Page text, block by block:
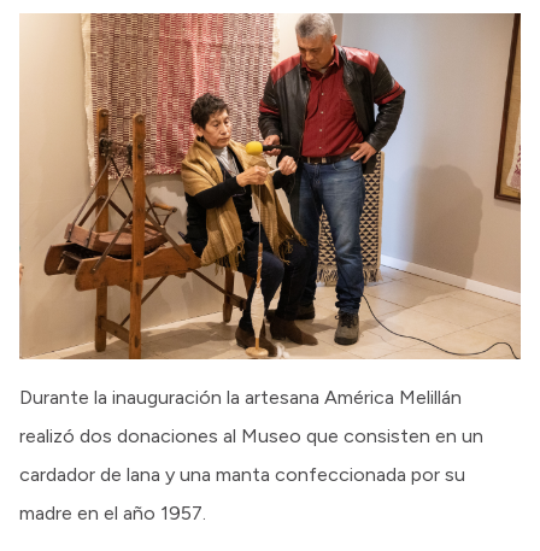
Durante la inauguración la artesana América Melillán
realizó dos donaciones al Museo que consisten en un
cardador de lana y una manta confeccionada por su
madre en el año 1957.